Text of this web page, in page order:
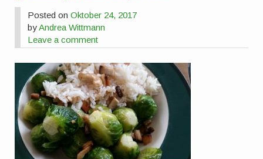
Posted onOktober 24, 2017
byAndrea Wittmann
Leave a comment